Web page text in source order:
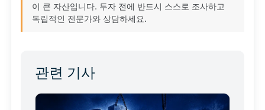
이 큰 자산입니다. 투자 전에 반드시 스스로 조사하고
독립적인 전문가와 상담하세요.
관련 기사